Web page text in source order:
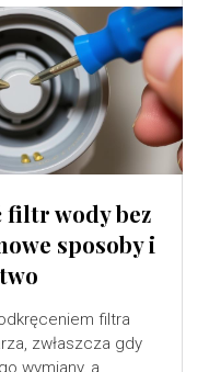
filtr wody bez
sposoby i
filtra
zwłaszcza gdy
wymiany, a